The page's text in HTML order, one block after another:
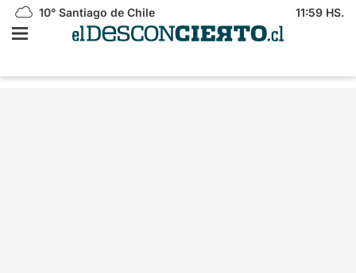
10° Santiago de Chile 11:59 HS.